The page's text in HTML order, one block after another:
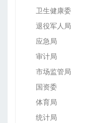
卫生健康委
退役军人局
应急局
审计局
市场监管局
国资委
体育局
统计局